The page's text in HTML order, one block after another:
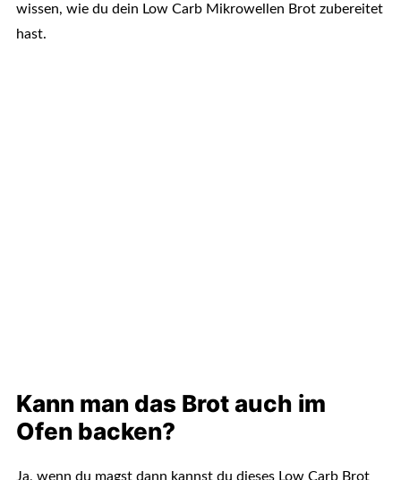
wissen, wie du dein Low Carb Mikrowellen Brot zubereitet
hast.
Kann man das Brot auch im
Ofen backen?
Ja, wenn du magst dann kannst du dieses Low Carb Brot